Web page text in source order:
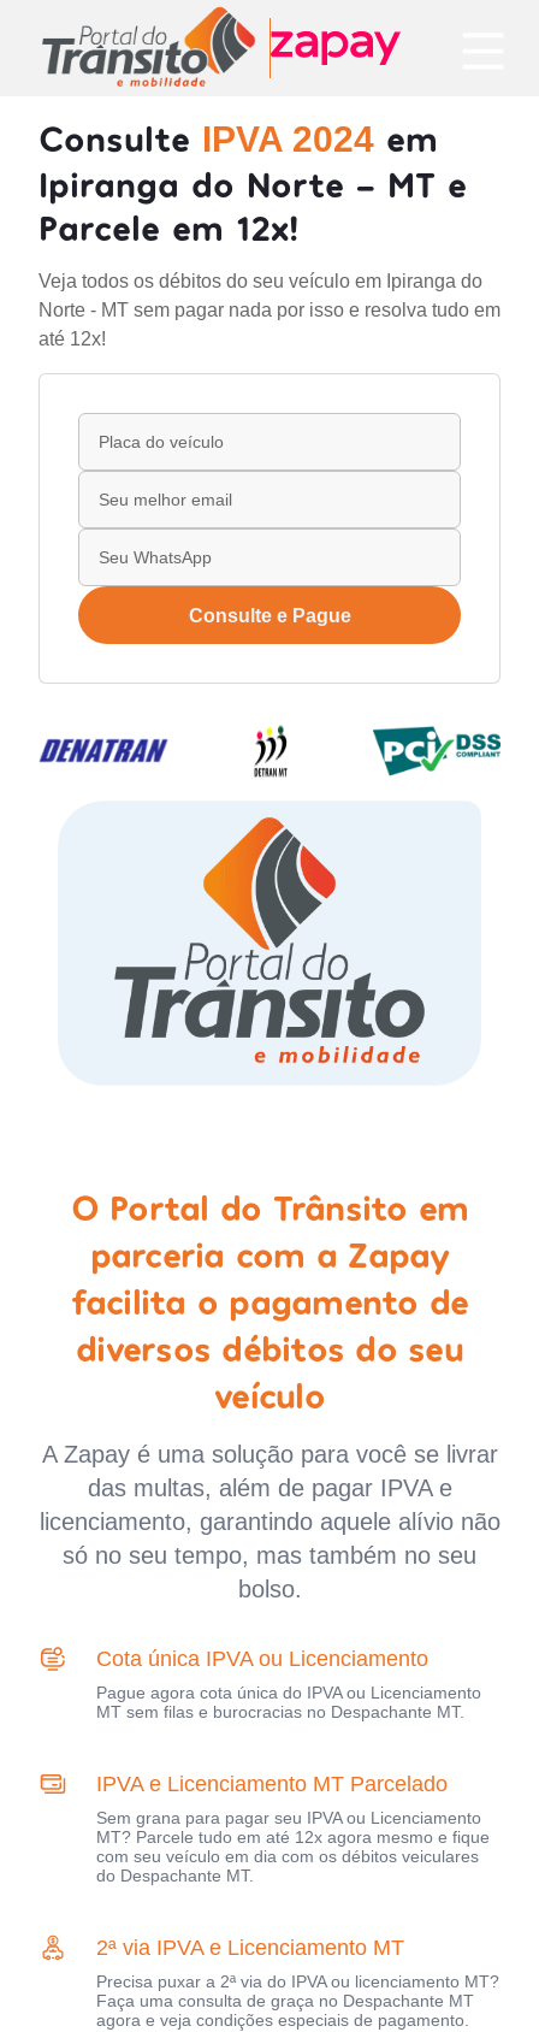
Consulte IPVA 2024 em
Ipiranga do Norte - MT e
Parcele em 12x!
Veja todos os débitos do seu veículo em Ipiranga do
Norte - MT sem pagar nada por isso e resolva tudo em
até 12x!
Consulte e Pague
O Portal do Trânsito em
parceria com a Zapay
facilita o pagamento de
diversos débitos do seu
veículo
A Zapay é uma solução para você se livrar
das multas, além de pagar IPVA e
licenciamento, garantindo aquele alívio não
só no seu tempo, mas também no seu
bolso.
Cota única IPVA ou Licenciamento
Pague agora cota única do IPVA ou Licenciamento
MT sem filas e burocracias no Despachante MT.
IPVA e Licenciamento MT Parcelado
Sem grana para pagar seu IPVA ou Licenciamento
MT? Parcele tudo em até 12x agora mesmo e fique
com seu veículo em dia com os débitos veiculares
do Despachante MT.
2ª via IPVA e Licenciamento MT
Precisa puxar a 2ª via do IPVA ou licenciamento MT?
Faça uma consulta de graça no Despachante MT
agora e veja condições especiais de pagamento.